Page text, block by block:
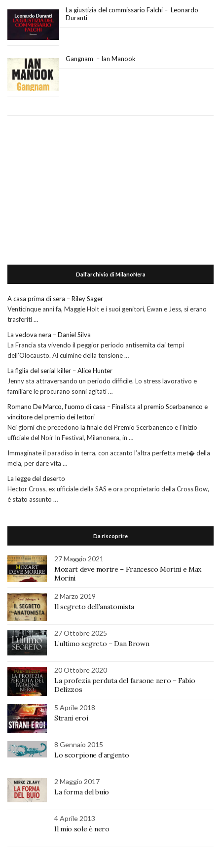
La giustizia del commissario Falchi – Leonardo
Duranti
Gangnam – Ian Manook
Dall’archivio di MilanoNera
A casa prima di sera – Riley Sager
Venticinque anni fa, Maggie Holt e i suoi genitori, Ewan e Jess, si erano
trasferiti …
La vedova nera – Daniel Silva
La Francia sta vivendo il peggior periodo antisemita dai tempi
dell’Olocausto. Al culmine della tensione …
La figlia del serial killer – Alice Hunter
Jenny sta attraversando un periodo difficile. Lo stress lavorativo e
familiare le procurano sonni agitati …
Romano De Marco, l’uomo di casa – Finalista al premio Scerbanenco e
vincitore del premio dei lettori
Nei giorni che precedono la finale del Premio Scerbanenco e l’inizio
ufficiale del Noir In Festival, Milanonera, in …
Immaginate il paradiso in terra, con accanto l’altra perfetta met� della
mela, per dare vita …
La legge del deserto
Hector Cross, ex ufficiale della SAS e ora proprietario della Cross Bow,
è stato assunto …
Da riscoprire
27 Maggio 2021
Mozart deve morire – Francesco Morini e Max
Morini
2 Marzo 2019
Il segreto dell’anatomista
27 Ottobre 2025
L’ultimo segreto – Dan Brown
20 Ottobre 2020
La profezia perduta del faraone nero – Fabio
Delizzos
5 Aprile 2018
Strani eroi
8 Gennaio 2015
Lo scorpione d’argento
2 Maggio 2017
La forma del buio
4 Aprile 2013
Il mio sole è nero